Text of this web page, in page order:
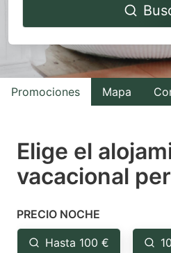
to
interact
with
the
select
a
Press
the
Promociones Mapa
Elige el
vacacional
PRECIO NOCHE
Hasta 100 €